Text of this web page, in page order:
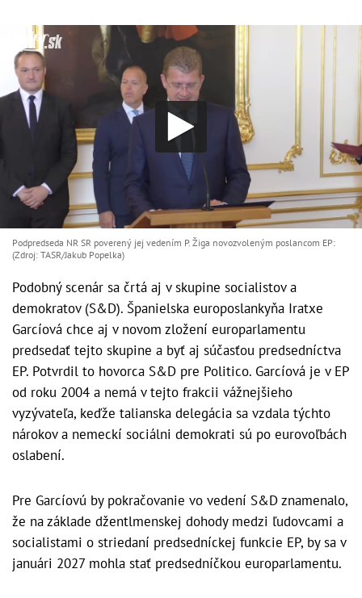
Podpredseda NR SR poverený jej vedením P. Žiga novozvoleným poslancom EP:
(Zdroj: TASR/Jakub Popelka)
Podobný scenár sa črtá aj v skupine socialistov a
demokratov (S&D). Španielska europoslankyňa Iratxe
Garcíová chce aj v novom zložení europarlamentu
predsedať tejto skupine a byť aj súčasťou predsedníctva
EP. Potvrdil to hovorca S&D pre Politico. Garcíová je v EP
od roku 2004 a nemá v tejto frakcii vážnejšieho
vyzývateľa, keďže talianska delegácia sa vzdala týchto
nárokov a nemeckí sociálni demokrati sú po eurovoľbách
oslabení.
Pre Garcíovú by pokračovanie vo vedení S&D znamenalo,
že na základe džentlmenskej dohody medzi ľudovcami a
socialistami o striedaní predsedníckej funkcie EP, by sa v
januári 2027 mohla stať predsedníčkou europarlamentu.